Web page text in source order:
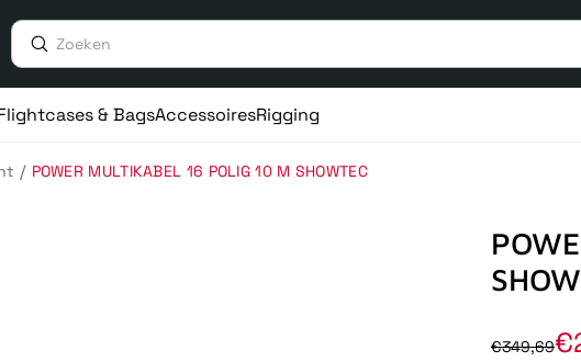
& BagsAccessoiresRigging
/ POWER MULTIKABEL 16 POLIG 10 M SHOWTEC
€349,69